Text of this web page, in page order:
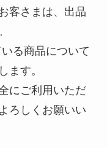
客さまは、出品
る商品について
ます。
にご利用いただ
ろしくお願いい